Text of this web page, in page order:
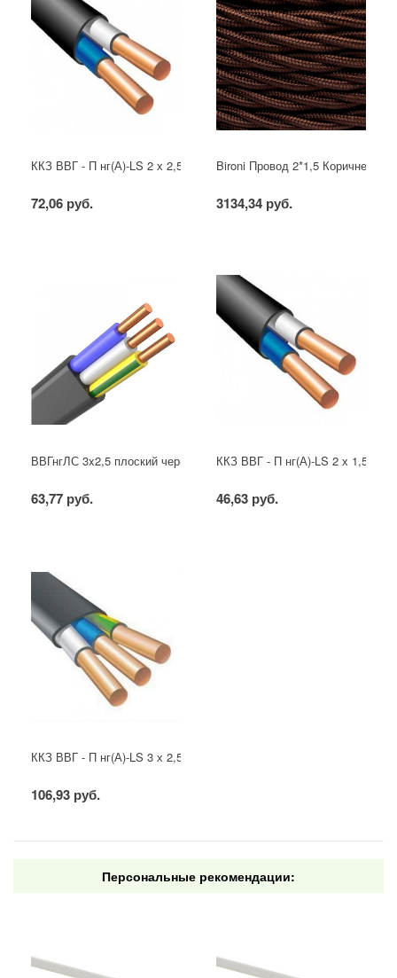
ККЗ ВВГ - П нг(А)-LS 2 х 2,5 ГОСТ
72,06 руб.
Bironi Провод 2*1,5 Коричневый
3134,34 руб.
ВВГнгЛС 3x2,5 плоский черный
63,77 руб.
ККЗ ВВГ - П нг(А)-LS 2 х 1,5
46,63 руб.
ККЗ ВВГ - П нг(А)-LS 3 х 2,5 ГОСТ
106,93 руб.
Персональные рекомендации: